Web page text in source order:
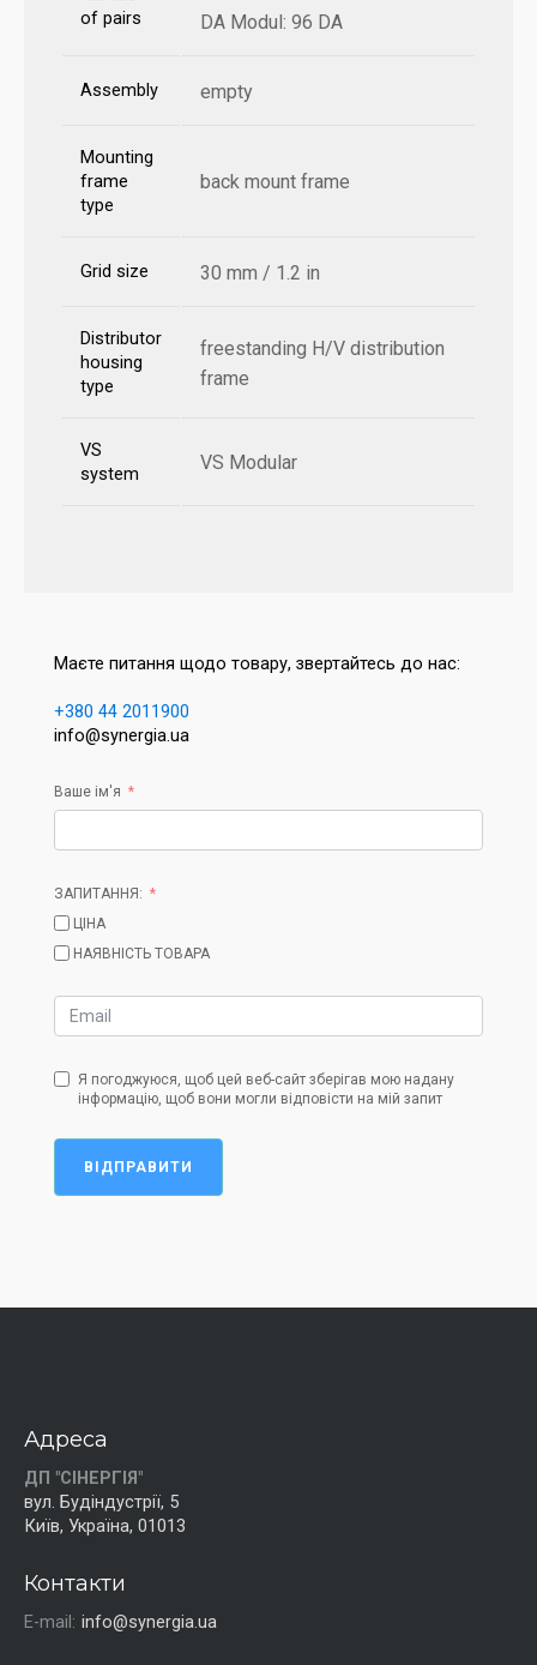
of pairs
DA Modul: 96 DA
Assembly empty
Mounting
frame
type
back mount frame
Grid size 30 mm / 1.2 in
Distributor
housing
type
freestanding H/V distribution
frame
VS
system
VS Modular
Маєте питання щодо товару, звертайтесь до нас:
+380 44 2011900
info@synergia.ua
Ваше ім'я
ЗАПИТАННЯ:
ЦІНА
НАЯВНІСТЬ ТОВАРА
Я погоджуюся, щоб цей веб-сайт зберігав мою надану
інформацію, щоб вони могли відповісти на мій запит
ВІДПРАВИТИ
Адреса
ДП "СІНЕРГІЯ"
вул. Будіндустрії, 5
Київ, Україна, 01013
Контакти
E-mail: info@synergia.ua